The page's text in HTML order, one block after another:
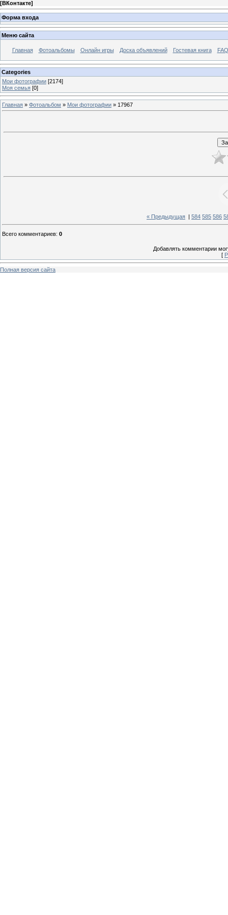
[ВКонтакте]
Форма входа
Меню сайта
Главная Фотоальбомы Онлайн игры Доска объявлений Гостевая книга
Categories
Мои фотографии [2174]
Моя семья [0]
Главная » Фотоальбом » Мои фотографии » 17967
« Предыдущая 584 585 586
Всего комментариев: 0
Добавлять комментарии
[
Полная версия сайта